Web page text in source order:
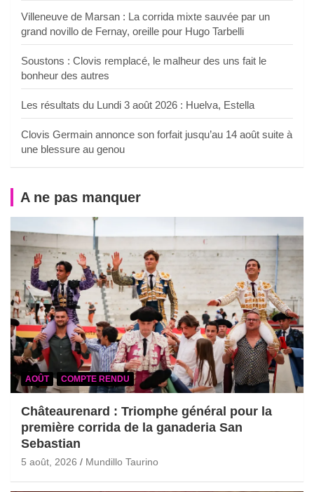
Villeneuve de Marsan : La corrida mixte sauvée par un
grand novillo de Fernay, oreille pour Hugo Tarbelli
Soustons : Clovis remplacé, le malheur des uns fait le
bonheur des autres
Les résultats du Lundi 3 août 2026 : Huelva, Estella
Clovis Germain annonce son forfait jusqu’au 14 août suite à
une blessure au genou
A ne pas manquer
AOÛT COMPTE RENDU
Châteaurenard : Triomphe général pour la
première corrida de la ganaderia San
Sebastian
5 août, 2026 Mundillo Taurino